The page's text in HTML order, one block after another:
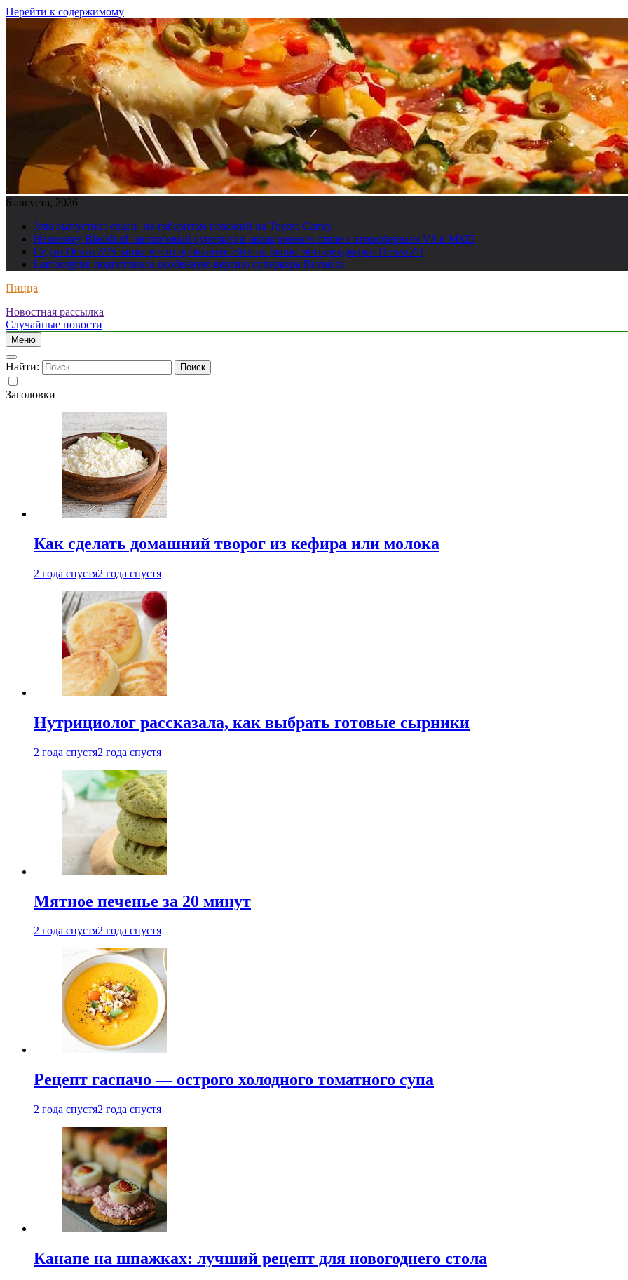
Перейти к содержимому
6 августа, 2026
Jetta выпустила седан, по габаритам похожий на Toyota Camry
Hennessey Blackbird: аналоговый суперкар в авиационном стиле с атмосферным V8 и МКП
Седан Denza Z9S занял место провалившейся на рынке четырехдверки Denza Z9
Lamborghini подготовила особенную версию суперкара Revuelto
Пицца
Новостная рассылка
Случайные новости
Меню
Найти:
Заголовки
Как сделать домашний творог из кефира или молока
2 года спустя2 года спустя
Нутрициолог рассказала, как выбрать готовые сырники
2 года спустя2 года спустя
Мятное печенье за 20 минут
2 года спустя2 года спустя
Рецепт гаспачо — острого холодного томатного супа
2 года спустя2 года спустя
Канапе на шпажках: лучший рецепт для новогоднего стола